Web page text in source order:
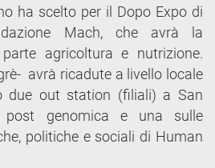
ha scelto per il Dopo Expo di
Mach, che avrà la
agricoltura e nutrizione.
avrà ricadute a livello locale
due out station (filiali) a San
post genomica e una sulle
politiche e sociali di Human